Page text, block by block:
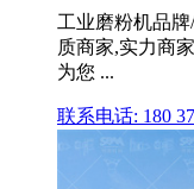
工业磨粉机品
质商家,实力商
为您 ...
联系电话: 180